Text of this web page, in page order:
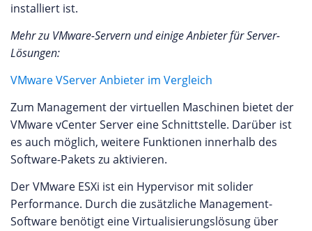
installiert ist.
Mehr zu VMware-Servern und einige Anbieter für Server-
Lösungen:
VMware VServer Anbieter im Vergleich
Zum Management der virtuellen Maschinen bietet der
VMware vCenter Server eine Schnittstelle. Darüber ist
es auch möglich, weitere Funktionen innerhalb des
Software-Pakets zu aktivieren.
Der VMware ESXi ist ein Hypervisor mit solider
Performance. Durch die zusätzliche Management-
Software benötigt eine Virtualisierungslösung über